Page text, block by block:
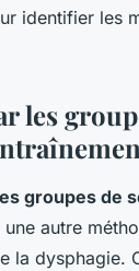
identifier les
les
groupes de
une autre
la dysphagie.